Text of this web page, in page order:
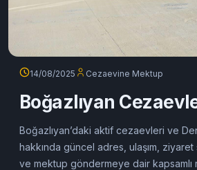
14/08/2025 Cezaevine Mektup
Boğazlıyan
Boğazlıyan’daki aktif cezaevleri ve
hakkında güncel adres, ulaşım, ziyaret
ve mektup göndermeye dair kapsamlı